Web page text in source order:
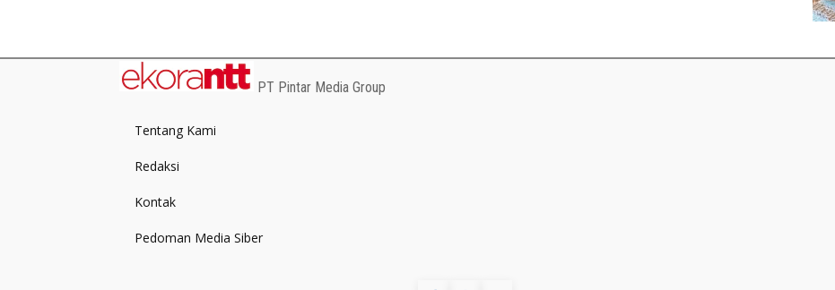
PT Pintar Media Group
Tentang Kami
Redaksi
Kontak
Pedoman Media Siber